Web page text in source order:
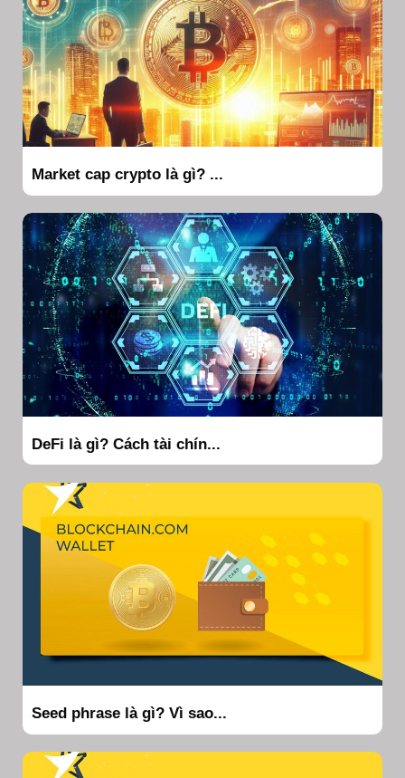
Market cap crypto là gì? ...
DeFi là gì? Cách tài chín...
Seed phrase là gì? Vì sao...